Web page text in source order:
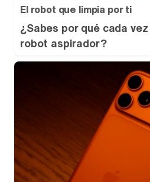
El robot que limpia por ti
¿Sabes por qué cada
robot aspirador?